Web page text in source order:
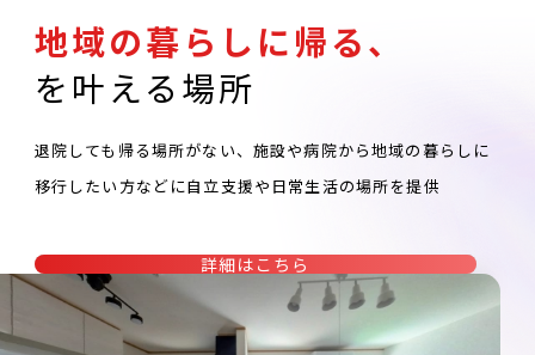
地域の暮らしに帰る、
を叶える場所
退院しても帰る場所がない、施設や病院から地域の暮らしに
移行したい方などに自立支援や日常生活の場所を提供
詳細はこちら